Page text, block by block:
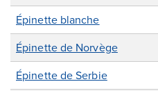
Épinette blanche
Épinette de Norvège
Épinette de Serbie